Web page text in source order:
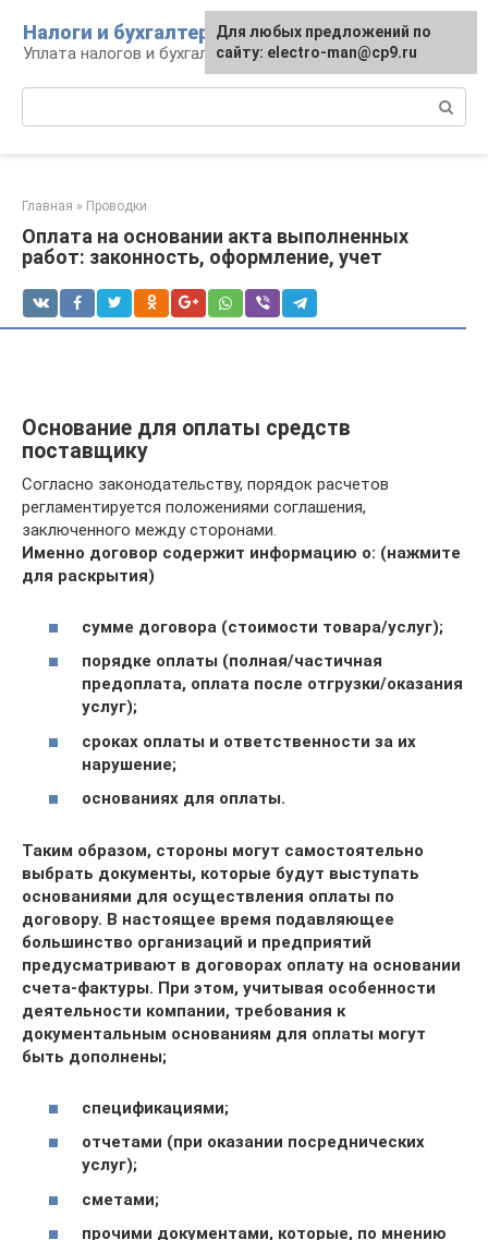
контенту
Налоги и бухгалтерия
Уплата налогов и бухгалтерская отчётность
Главная » Проводки
Оплата на основании акта выполненных
работ: законность, оформление, учет
Основание для оплаты средств
поставщику
Согласно законодательству, порядок расчетов
регламентируется положениями соглашения,
заключенного между сторонами.
Именно договор содержит информацию о: (нажмите
для раскрытия)
сумме договора (стоимости товара/услуг);
порядке оплаты (полная/частичная
предоплата, оплата после отгрузки/оказания
услуг);
сроках оплаты и ответственности за их
нарушение;
основаниях для оплаты.
Таким образом, стороны могут самостоятельно
выбрать документы, которые будут выступать
основаниями для осуществления оплаты по
договору. В настоящее время подавляющее
большинство организаций и предприятий
предусматривают в договорах оплату на основании
счета-фактуры. При этом, учитывая особенности
деятельности компании, требования к
документальным основаниям для оплаты могут
быть дополнены;
спецификациями;
отчетами (при оказании посреднических
услуг);
сметами;
прочими документами, которые, по мнению
Для любых предложений по
сайту: electro-man@cp9.ru